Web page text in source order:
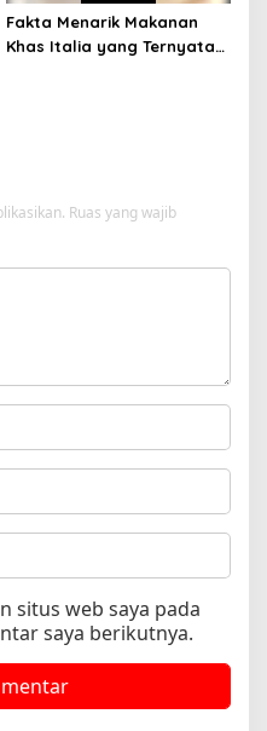
Fakta Menarik Makanan
Khas Italia yang Ternyata
Ruas yang wajib
situs web saya pada
saya berikutnya.